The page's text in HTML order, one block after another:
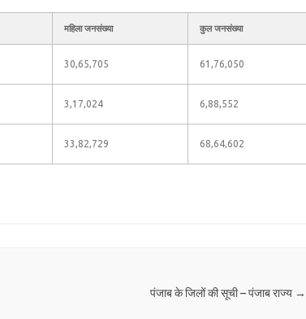
महिला जनसंख्या कुल जनसंख्या
30,65,705 61,76,050
3,17,024 6,88,552
33,82,729 68,64,602
पंजाब के जिलों की सूची – पंजाब राज्य →